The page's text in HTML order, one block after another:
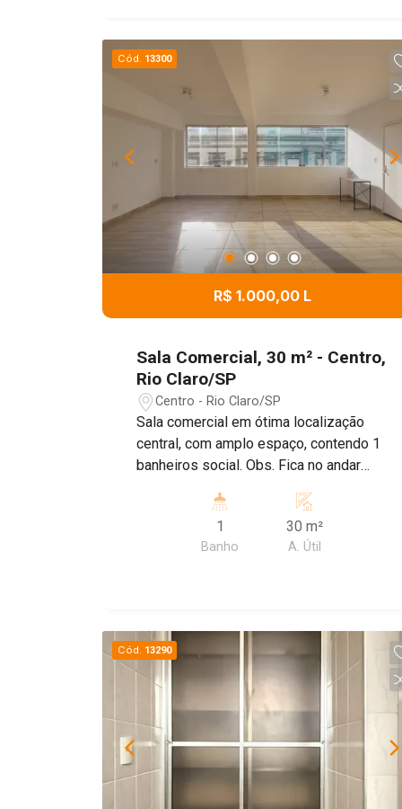
para guardar os pertences. Imóvel
versátil, ideal para atividades
industriais, comerciais, logísticas e de
armazenamento, oferecendo
praticidade, funcionalidade e ótimo
aproveitamento dos espaços. Uma
excelente oportunidade para empresas
que buscam um local amplo e bem
estruturado para suas operações.
Cód. 13300
R$ 1.000,00 L
Sala Comercial, 30 m² - Centro,
Rio Claro/SP
Centro - Rio Claro/SP
Sala comercial em ótima localização
central, com amplo espaço, contendo 1
banheiros social. Obs. Fica no andar
1
Banho
30 m²
A. Útil
Cód. 13290